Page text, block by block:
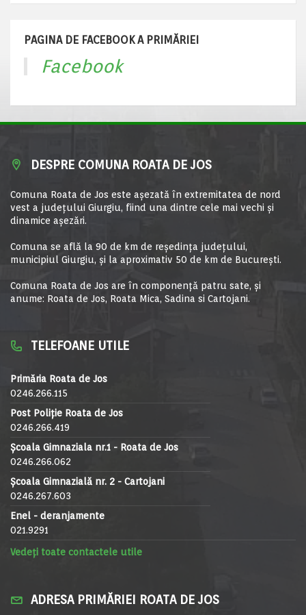
PAGINA DE FACEBOOK A PRIMĂRIEI
Facebook
DESPRE COMUNA ROATA DE JOS
Comuna Roata de Jos este aşezată în extremitatea de nord
vest a judeţului Giurgiu, fiind una dintre cele mai vechi şi
dinamice aşezări.
Comuna se află la 90 de km de reşedinţa judeţului,
municipiul Giurgiu, şi la aproximativ 50 de km de Bucureşti.
Comuna Roata de Jos are în componență patru sate, și
anume: Roata de Jos, Roata Mica, Sadina si Cartojani.
TELEFOANE UTILE
Primăria Roata de Jos
0246.266.115
Post Poliție Roata de Jos
0246.266.419
Școala Gimnaziala nr.1 - Roata de Jos
0246.266.062
Școala Gimnazială nr. 2 - Cartojani
0246.267.603
Enel - deranjamente
021.9291
Vedeți toate contactele utile
ADRESA PRIMĂRIEI ROATA DE JOS